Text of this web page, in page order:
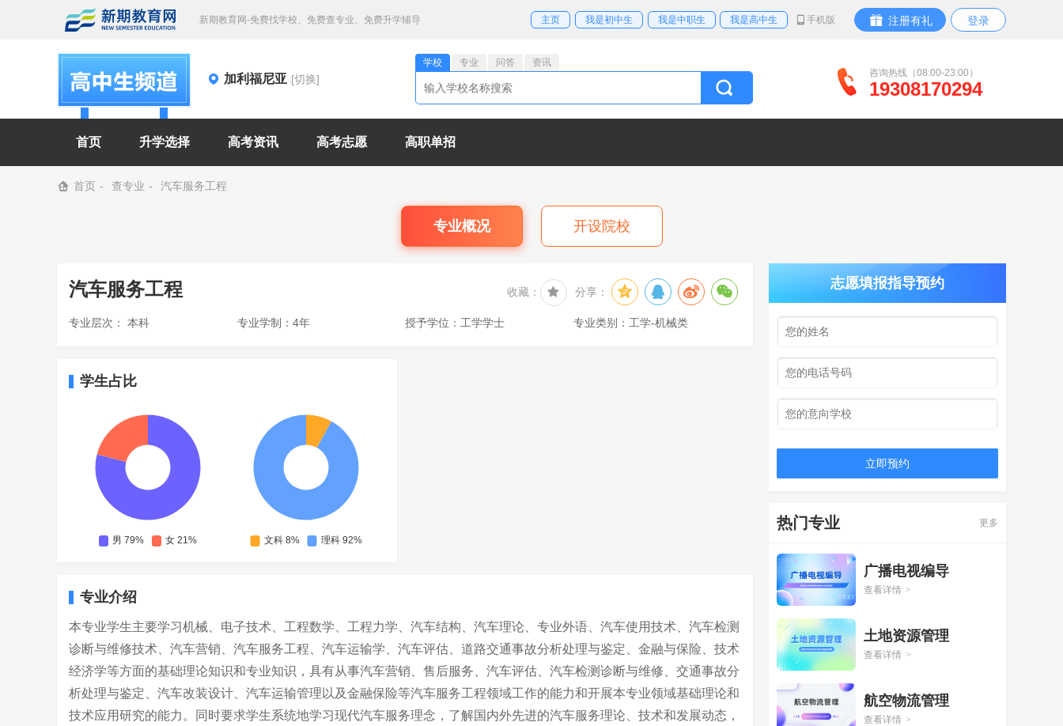
新期教育网-免费找学校、免费查专业、免费升学辅导 主页 我是初中生 我是中职生 我是高中生 手机版 注册有礼 登录
加利福尼亚 [切换]
学校 专业 问答
资讯
咨询热线（08:00-23:00）
19308170294
首页 升学选择 高考资讯 高考志愿 高职单招
首页 查专业 汽车服务工程
专业概况 开设院校
汽车服务工程 收藏： 分享：
专业层次： 本科 专业学制：4年 授予学位：工学学士 专业类别：工学-机械类
学生占比
专业介绍
本专业学生主要学习机械、电子技术、工程数学、工程力学、汽车结构、汽车理论、专业外语、汽车使用技术、汽车检测
诊断与维修技术、汽车营销、汽车服务工程、汽车运输学、汽车评估、道路交通事故分析处理与鉴定、金融与保险、技术
经济学等方面的基础理论知识和专业知识，具有从事汽车营销、售后服务、汽车评估、汽车检测诊断与维修、交通事故分
析处理与鉴定、汽车改装设计、汽车运输管理以及金融保险等汽车服务工程领域工作的能力和开展本专业领域基础理论和
技术应用研究的能力。同时要求学生系统地学习现代汽车服务理念，了解国内外先进的汽车服务理论、技术和发展动态，
志愿填报指导预约
立即预约
热门专业 更多
广播电视编导
查看详情 >
土地资源管理
查看详情 >
航空物流管理
查看详情 >